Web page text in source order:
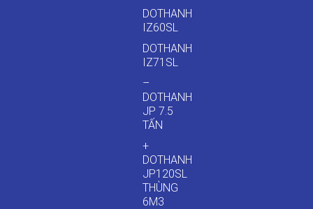
DOTHANH
IZ60SL
DOTHANH
IZ71SL
–
DOTHANH
JP 7.5
TẤN
+
DOTHANH
JP120SL
THÙNG
6M3